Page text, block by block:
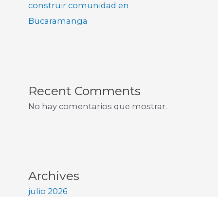
construir comunidad en
Bucaramanga
Recent Comments
No hay comentarios que mostrar.
Archives
julio 2026